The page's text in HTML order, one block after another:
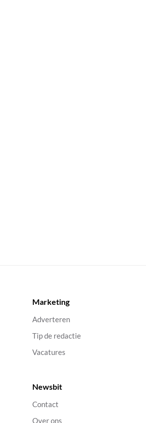
Marketing
Adverteren
Tip de redactie
Vacatures
Newsbit
Contact
Over ons